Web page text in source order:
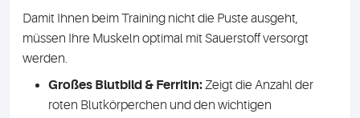
Damit Ihnen beim Training nicht die Puste ausgeht,
müssen Ihre Muskeln optimal mit Sauerstoff versorgt
werden.
Großes Blutbild & Ferritin:Zeigt die Anzahl der
roten Blutkörperchen und den wichtigen